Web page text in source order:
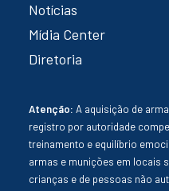
Notícias
Mídia Center
Diretoria
Atenção: A aquisição de
registro por autoridade
treinamento e equilíbrio
armas e munições em locais
crianças e de pessoas não